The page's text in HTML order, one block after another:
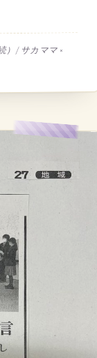
）/ サカママ ×